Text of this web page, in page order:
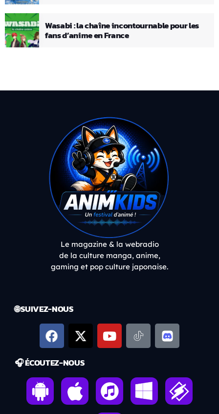
Wasabi : la chaîne incontournable pour les
fans d’anime en France
Le magazine & la webradio
de la culture manga, anime,
gaming et pop culture japonaise.
🌐 SUIVEZ-NOUS
🎧 ÉCOUTEZ-NOUS